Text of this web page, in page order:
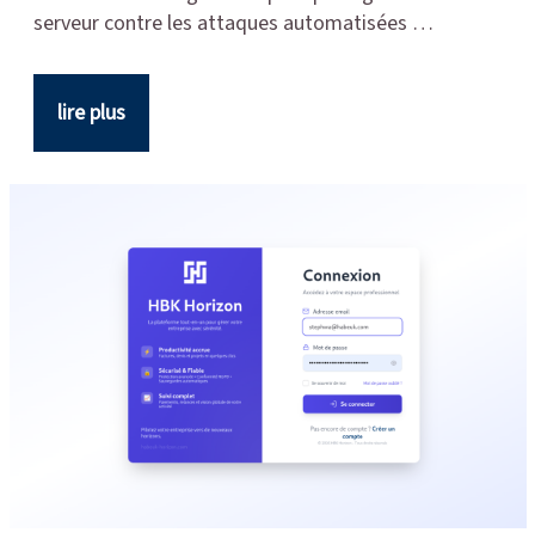
serveur contre les attaques automatisées …
lire plus